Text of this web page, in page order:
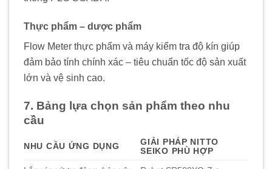
Thực phẩm – dược phẩm
Flow Meter thực phẩm và máy kiểm tra độ kín giúp
đảm bảo tính chính xác – tiêu chuẩn tốc độ sản xuất
lớn và vệ sinh cao.
7. Bảng lựa chọn sản phẩm theo nhu
cầu
NHU CẦU ỨNG DỤNG
GIẢI PHÁP NITTO
SEIKO PHÙ HỢP